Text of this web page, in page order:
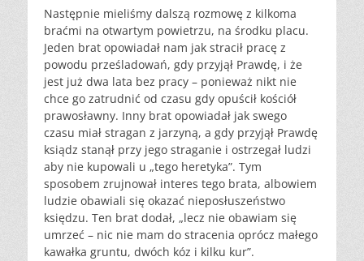
Następnie mieliśmy dalszą rozmowę z kilkoma
braćmi na otwartym powietrzu, na środku placu.
Jeden brat opowiadał nam jak stracił pracę z
powodu prześladowań, gdy przyjął Prawdę, i że
jest już dwa lata bez pracy – ponieważ nikt nie
chce go zatrudnić od czasu gdy opuścił kościół
prawosławny. Inny brat opowiadał jak swego
czasu miał stragan z jarzyną, a gdy przyjął Prawdę
ksiądz stanął przy jego straganie i ostrzegał ludzi
aby nie kupowali u „tego heretyka”. Tym
sposobem zrujnował interes tego brata, albowiem
ludzie obawiali się okazać nieposłuszeństwo
księdzu. Ten brat dodał, „lecz nie obawiam się
umrzeć – nic nie mam do stracenia oprócz małego
kawałka gruntu, dwóch kóz i kilku kur”.